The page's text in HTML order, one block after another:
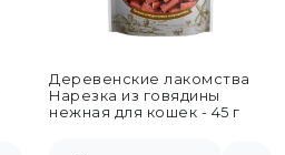
Деревенские лакомства
Нарезка из говядины
нежная для кошек - 45 г